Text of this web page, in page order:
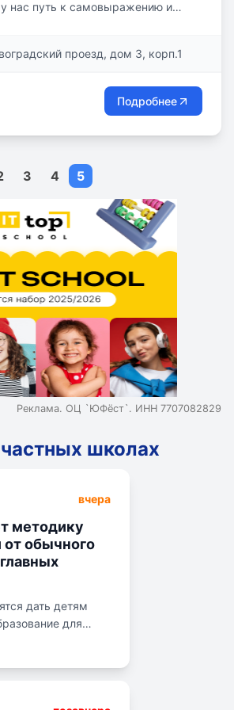
у нас путь к самовыражению и
проезд, дом 3, корп.1
Подробнее
3 4 5
Реклама. ОЦ `ЮФёст`. ИНН 7707082829
школах
вчера
методику
обычного
дать детям
для
Обучение по